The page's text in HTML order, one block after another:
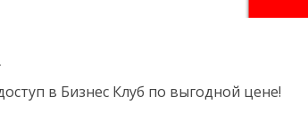
в Бизнес Клуб по выгодной цене!